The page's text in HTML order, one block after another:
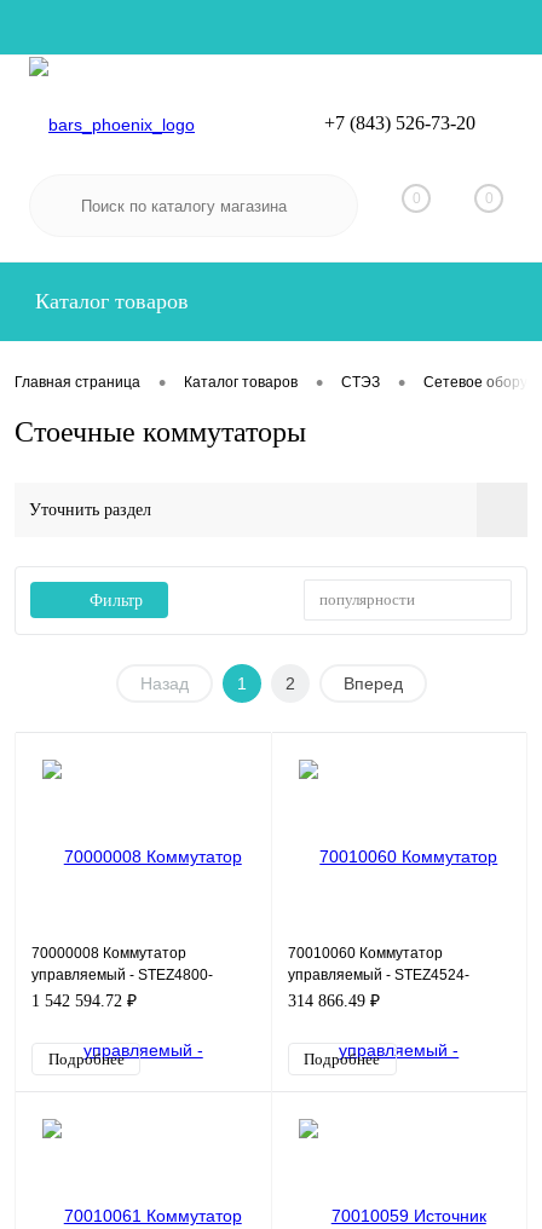
Вход
+7 (843) 526-73-20
0 0
Каталог товаров
Главная страница • Каталог товаров • СТЭЗ • Сетевое
Стоечные коммутаторы
Уточнить раздел
Фильтр популярности
Назад 1 2 Вперед
70000008 Коммутатор
управляемый - STEZ4800-
24GSFP-4G-L2
1 542 594.72 ₽
Подробнее
70010060 Коммутатор
управляемый - STEZ4524-
4GSFP
314 866.49 ₽
Подробнее